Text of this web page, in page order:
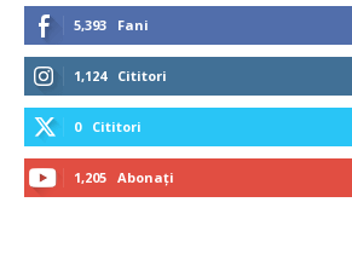
5,393 Fani
1,124 Cititori
0 Cititori
1,205 Abonați